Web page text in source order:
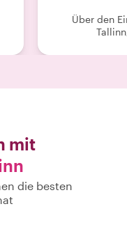
Über den
mit
die besten